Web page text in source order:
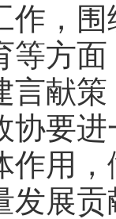
作，
等方
言献
协要
作用
发展